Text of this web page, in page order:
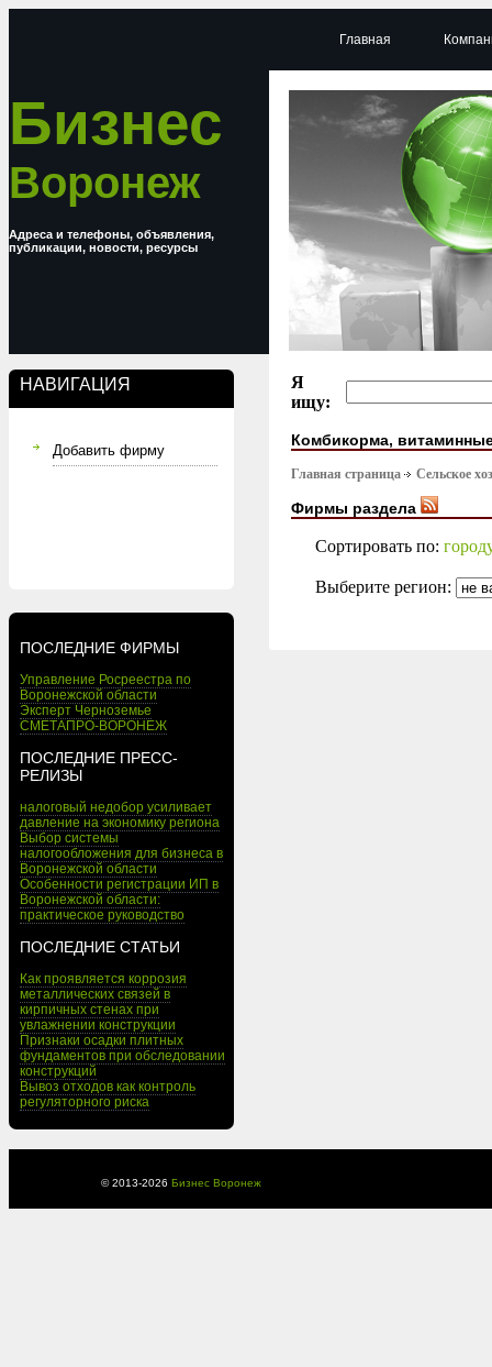
Бизнес
Воронеж
Адреса и телефоны, объявления,
публикации, новости, ресурсы
НАВИГАЦИЯ
Добавить фирму
ПОСЛЕДНИЕ ФИРМЫ
Управление Росреестра по
Воронежской области
Эксперт Черноземье
СМЕТАПРО-ВОРОНЕЖ
ПОСЛЕДНИЕ ПРЕСС-
РЕЛИЗЫ
налоговый недобор усиливает
давление на экономику региона
Выбор системы
налогообложения для бизнеса в
Воронежской области
Особенности регистрации ИП в
Воронежской области:
практическое руководство
ПОСЛЕДНИЕ СТАТЬИ
Как проявляется коррозия
металлических связей в
кирпичных стенах при
увлажнении конструкции
Признаки осадки плитных
фундаментов при обследовании
конструкций
Вывоз отходов как контроль
регуляторного риска
Главная
Я
ищу:
Комбикорма,
Главная страница Сельское
Фирмы раздела
Сортировать по:
Выберите регион:
© 2013-2026 Бизнес Воронеж